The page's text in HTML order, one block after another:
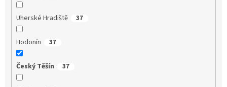
Uherské Hradiště 37
Hodonín 37
Český Těšín 37